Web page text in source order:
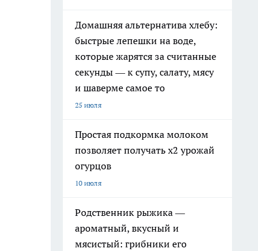
Домашняя альтернатива хлебу:
быстрые лепешки на воде,
которые жарятся за считанные
секунды — к супу, салату, мясу
и шаверме самое то
25 июля
Простая подкормка молоком
позволяет получать х2 урожай
огурцов
10 июля
Родственник рыжика —
ароматный, вкусный и
мясистый: грибники его